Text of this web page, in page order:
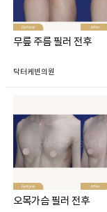
무릎 주름 필러 전후
닥터케빈의원
오목가슴 필러 전후